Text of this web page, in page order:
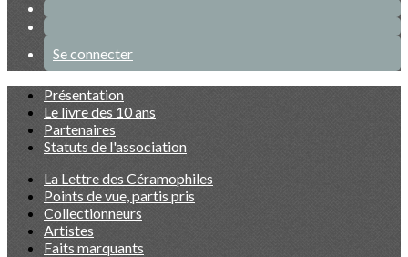
Se connecter
Présentation
Le livre des 10 ans
Partenaires
Statuts de l'association
La Lettre des Céramophiles
Points de vue, partis pris
Collectionneurs
Artistes
Faits marquants